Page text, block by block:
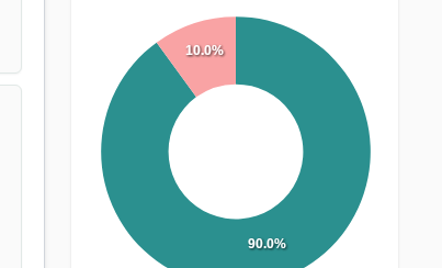
90.0%
10.0%